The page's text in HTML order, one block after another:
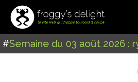
#Semaine du 03 août 2026 :